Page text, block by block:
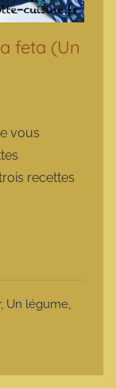
feta (Un
vous
recettes
, Un légume,